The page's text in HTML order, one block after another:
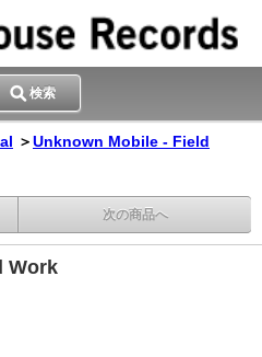
検索
＞Unknown Mobile - Field
次の商品へ
Work